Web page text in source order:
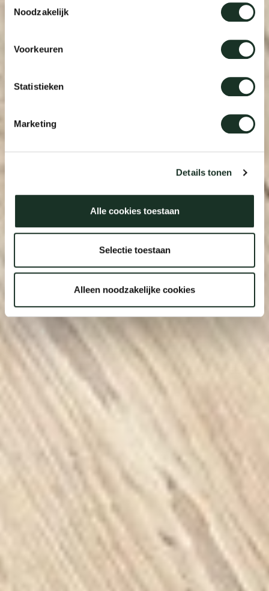
Noodzakelijk
Voorkeuren
Statistieken
Marketing
Details tonen
Alle cookies toestaan
Selectie toestaan
Alleen noodzakelijke cookies